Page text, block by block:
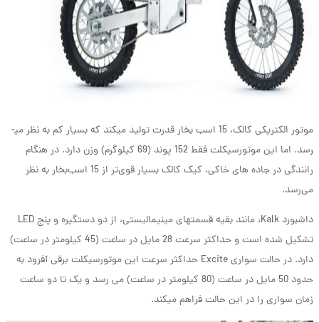
موتور الکتریکی کالک، 15 اسب بخار قدرت تولید می­کند که بسیار کم به نظر می­
رسد. اما این موتورسیکلت فقط 152 پوند (69 کیلوگرم) وزن دارد. در هنگام
رانندگی در جاده های خاکی، کیک کالک بسیار قوی‌تر از 15 اسب‌بخار به نظر
می‌رسد.
داشبورد Kalk، مانند بقیه قسمت­های مینیمالیستی، از دو دستگیره و پنج LED
تشکیل شده است و حداکثر سرعت 28 مایل در ساعت (45 کیلومتر در ساعت)
دارد. در حالت سواری Excite حداکثر سرعت این موتورسیکلت برقی آفرود به
حدود 50 مایل در ساعت (80 کیلومتر در ساعت) می رسد و یک تا دو ساعت
زمان سواری را در این حالت فراهم می­کند.